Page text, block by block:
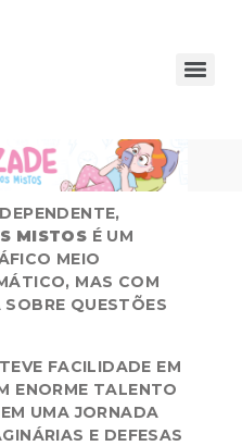
MISTOS É UM
MEIO
MAS COM
QUESTÕES
FACILIDADE EM
ENORME TALENTO
UMA JORNADA
E DEFESAS